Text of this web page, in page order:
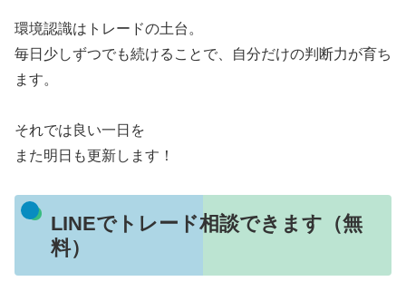
環境認識はトレードの土台。
毎日少しずつでも続けることで、自分だけの判断力が育ち
ます。
それでは良い一日を
また明日も更新します！
LINEでトレード相談できます（無
料）